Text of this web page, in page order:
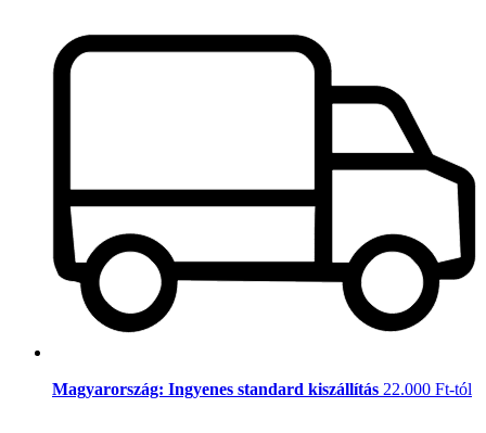
Magyarország: Ingyenes standard kiszállítás 22.000 Ft-tól